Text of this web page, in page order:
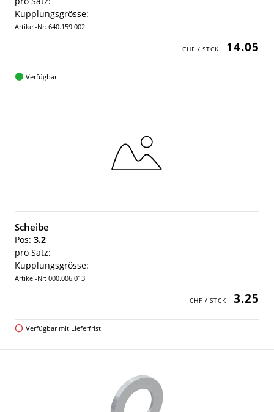
Kupplungsgrösse:
Artikel-Nr: 640.159.002
14.05
Verfügbar
Scheibe
Pos: 3.2
pro Satz:
Kupplungsgrösse:
Artikel-Nr: 000.006.013
3.25
Verfügbar mit Lieferfrist